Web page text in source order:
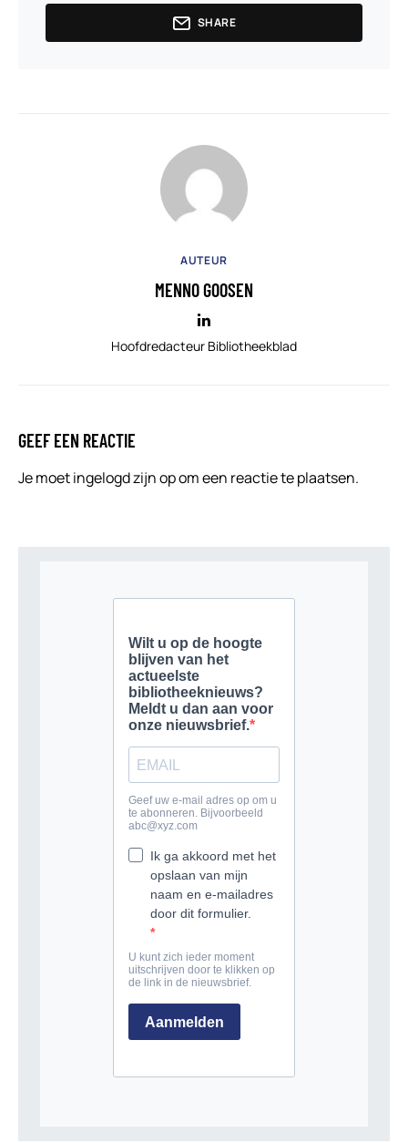
SHARE
AUTEUR
MENNO GOOSEN
Hoofdredacteur Bibliotheekblad
GEEF EEN REACTIE
Je moetingelogd zijn opom een reactie te plaatsen.